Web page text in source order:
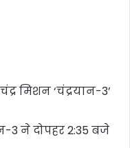
मिशन ‘चंद्रयान-3’
3 ने दोपहर 2:35 बजे